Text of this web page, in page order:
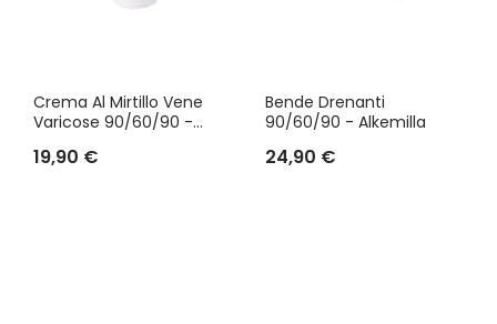
Crema Al Mirtillo Vene
Varicose 90/60/90 -...
19,90 €
Bende Drenanti
90/60/90 - Alkemilla
24,90 €